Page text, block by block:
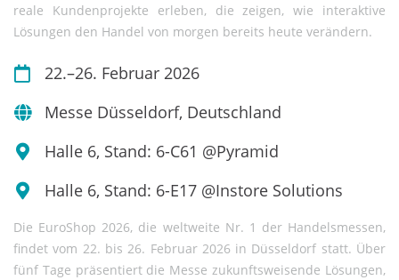
reale Kundenprojekte erleben, die zeigen, wie interaktive
Lösungen den Handel von morgen bereits heute verändern.
22.–26. Februar 2026
Messe Düsseldorf, Deutschland
Halle 6, Stand: 6-C61 @Pyramid
Halle 6, Stand: 6-E17 @Instore Solutions
Die EuroShop 2026, die weltweite Nr. 1 der Handelsmessen,
findet vom 22. bis 26. Februar 2026 in Düsseldorf statt. Über
fünf Tage präsentiert die Messe zukunftsweisende Lösungen,